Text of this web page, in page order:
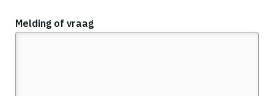
Melding of vraag